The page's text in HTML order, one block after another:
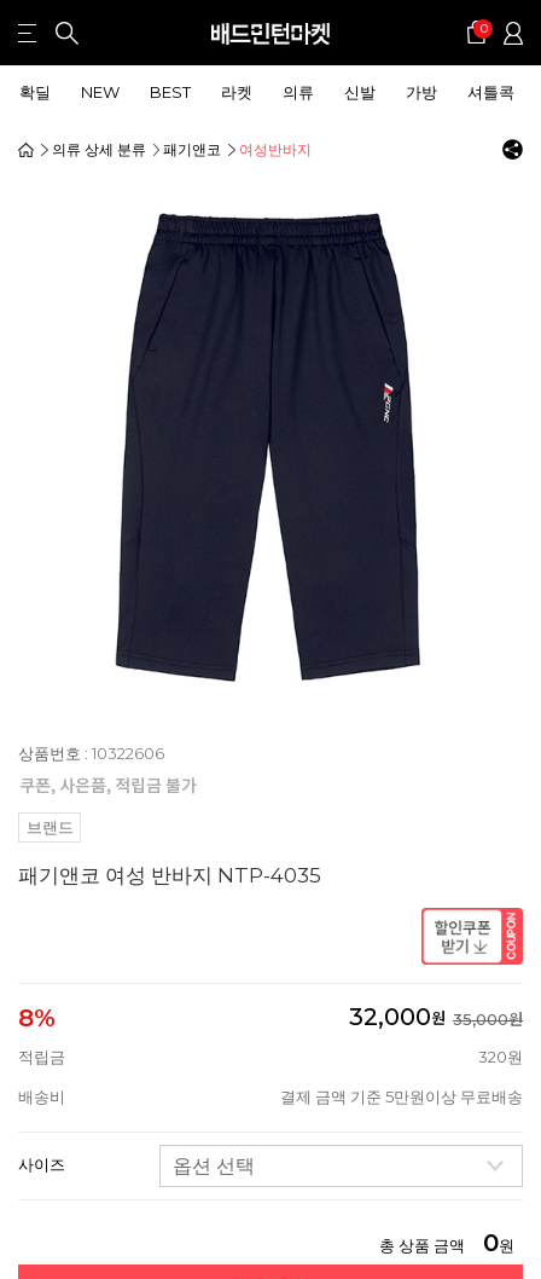
0
확딜 NEW BEST 라켓 의류 신발 가방 셔틀콕
의류 상세 분류 패기앤코 여성반바지
상품번호 : 10322606
브랜드
패기앤코 여성 반바지 NTP-4035
8% 32,000원 35,000원
적립금
320원
배송비 결제 금액 기준 5만원이상 무료배송
사이즈
총 상품 금액 0원